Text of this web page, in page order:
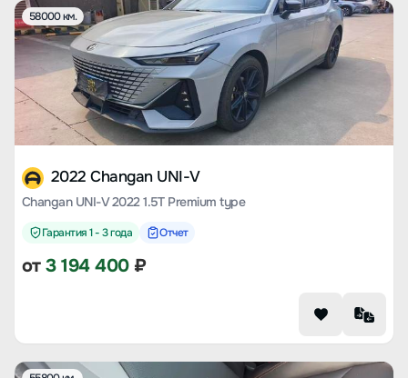
58000 км.
2022 Changan UNI-V
Changan UNI-V 2022 1.5T Premium type
Гарантия 1 - 3 года Отчет
от3 194 400₽